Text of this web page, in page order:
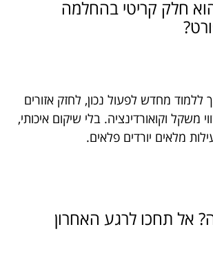
חלק קריטי בהחלמה
ללמוד מחדש לפעול נכון, לחזק אזורים
משקל וקואורדינציה. בלי שיקום איכותי,
מלאים יורדים פלאים.
אל תחכו לרגע האחרון